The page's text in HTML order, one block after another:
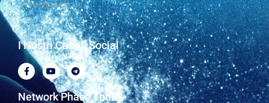
Preferenze Cookie
I Nostri Canali Social
Network Phase Today